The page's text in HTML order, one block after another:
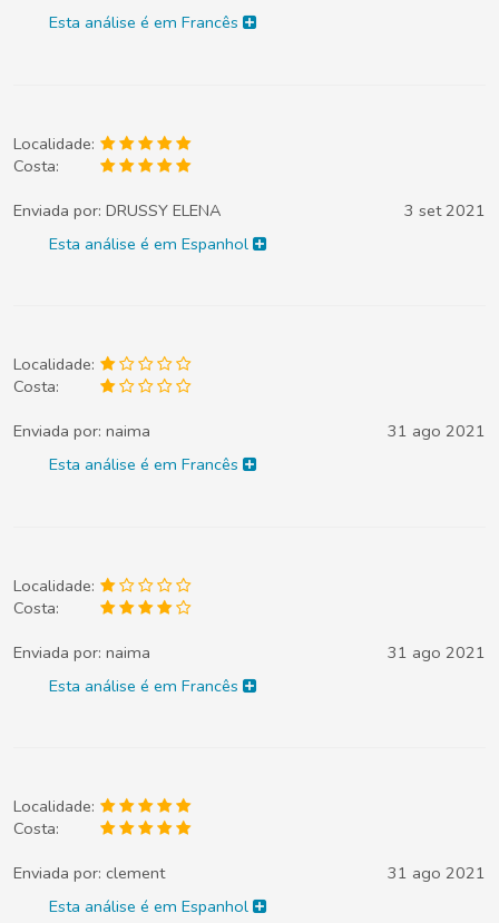
Esta análise é em Francês
Localidade:
Costa:
Enviada por: DRUSSY ELENA
3 set 2021
Esta análise é em Espanhol
Localidade:
Costa:
Enviada por: naima
31 ago 2021
Esta análise é em Francês
Localidade:
Costa:
Enviada por: naima
31 ago 2021
Esta análise é em Francês
Localidade:
Costa:
Enviada por: clement
31 ago 2021
Esta análise é em Espanhol